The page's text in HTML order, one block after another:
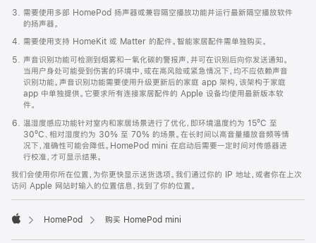
需要使用多部 HomePod 扬声器或兼容隔空播放功能并运行最新隔空播放软件
的扬声器。
需要使用支持 HomeKit 或 Matter 的配件。智能家居配件需单独购买。
声音识别功能可检测到烟雾和一氧化碳的警报声，并可在识别后向你发送通知。
当用户身处可能受到伤害的环境中，或在高风险或紧急情况下，均不应依赖声音
识别功能。声音识别功能需要使用升级更新后的家庭 app 架构，该架构于家庭
app 中单独提供。它要求所有连接家居配件的 Apple 设备均使用最新版本软
件。
温湿度感应功能针对室内和家居场景进行了优化，即环境温度约为 15ºC 至
30ºC、相对湿度约为 30% 至 70% 的场景。在长时间以高音量播放音频等情
况下，准确性可能会降低。HomePod mini 在启动后需要一定时间对传感器进
行校准，才可显示结果。
我们会使用你所在位置，为你更快显示送货选项。我们通过你的 IP 地址，或者你在上次
访问 Apple 网站时输入的位置信息，找到了你的位置。
HomePod 购买 HomePod mini